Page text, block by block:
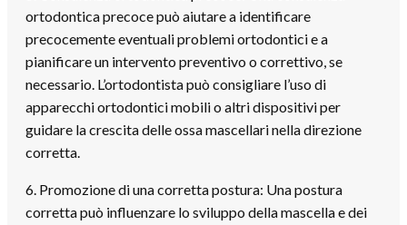
ortodontica precoce può aiutare a identificare
precocemente eventuali problemi ortodontici e a
pianificare un intervento preventivo o correttivo, se
necessario. L’ortodontista può consigliare l’uso di
apparecchi ortodontici mobili o altri dispositivi per
guidare la crescita delle ossa mascellari nella direzione
corretta.
6. Promozione di una corretta postura: Una postura
corretta può influenzare lo sviluppo della mascella e dei